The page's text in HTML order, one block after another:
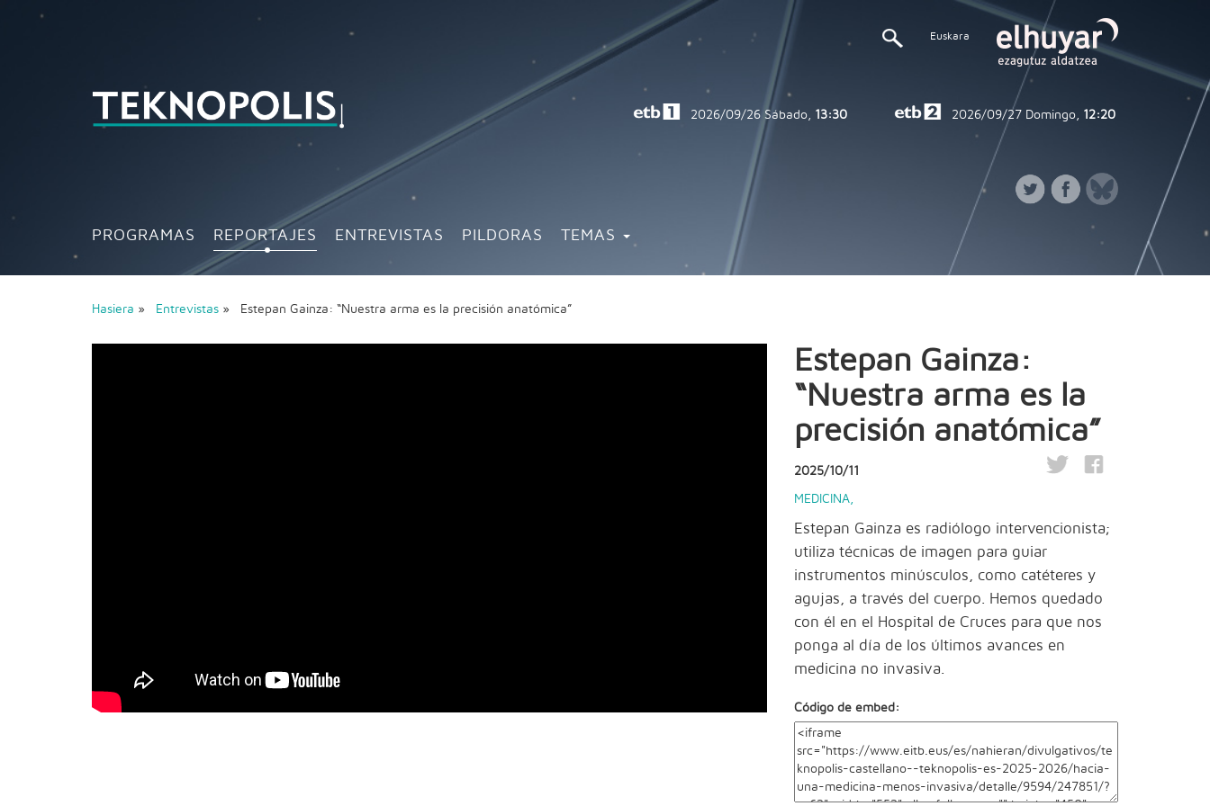
Euskara
PROGRAMAS REPORTAJES ENTREVISTAS PILDORAS TEMAS
2026/09/26 Sábado, 13:30 2026/09/27 Domingo, 12:20
Hasiera » Entrevistas » Estepan Gainza: “Nuestra arma es la precisión anatómica”
Estepan Gainza:
“Nuestra arma es la
precisión anatómica”
2025/10/11
MEDICINA,
Estepan Gainza es radiólogo intervencionista;
utiliza técnicas de imagen para guiar
instrumentos minúsculos, como catéteres y
agujas, a través del cuerpo. Hemos quedado
con él en el Hospital de Cruces para que nos
ponga al día de los últimos avances en
medicina no invasiva.
Código de embed: